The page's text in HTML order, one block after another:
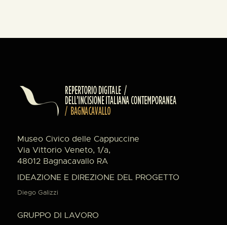
Museo Civico delle Cappuccine
Via Vittorio Veneto, 1/a,
48012 Bagnacavallo RA
IDEAZIONE E DIREZIONE DEL PROGETTO
Diego Galizzi
GRUPPO DI LAVORO